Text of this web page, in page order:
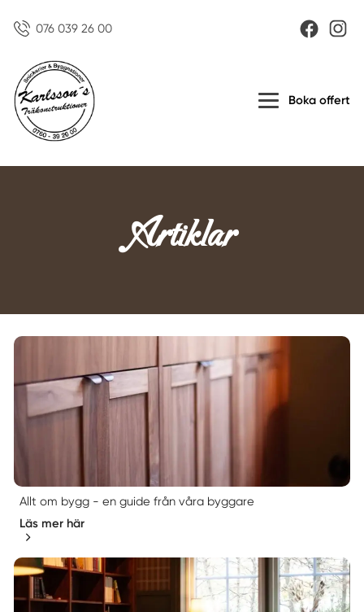
076 039 26 00
Boka offert
Artiklar
Allt om bygg - en guide från våra byggare
Läs mer här